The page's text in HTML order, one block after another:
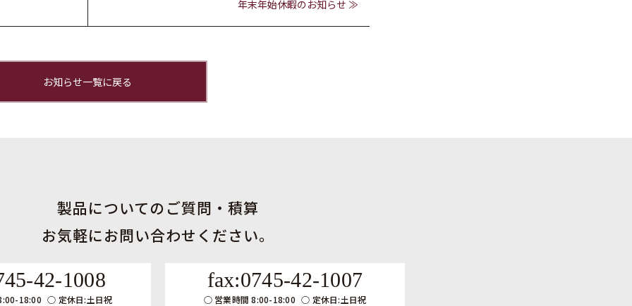
年末年始休暇のお知らせ ≫
お知らせ一覧に戻る
製品についてのご質問・積算
お気軽にお問い合わせください。
42-1008
18:00 定休日:土日祝
fax:0745-42-1007
営業時間 8:00-18:00 定休日:土日祝